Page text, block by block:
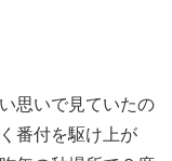
思いで見ていたの
番付を駆け上が